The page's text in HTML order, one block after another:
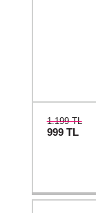
1.199 TL
999 TL